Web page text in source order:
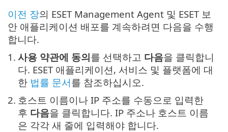
이전 장의 ESET Management Agent 및 ESET 보
안 애플리케이션 배포를 계속하려면 다음을 수행
합니다.
1. 사용 약관에 동의를 선택하고 다음을 클릭합니
다. ESET 애플리케이션, 서비스 및 플랫폼에 대
한 법률 문서를 참조하십시오.
2. 호스트 이름이나 IP 주소를 수동으로 입력한
후 다음을 클릭합니다. IP 주소나 호스트 이름
은 각각 새 줄에 입력해야 합니다.